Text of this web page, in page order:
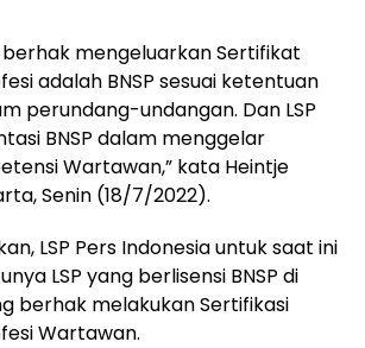
berhak mengeluarkan Sertifikat
adalah BNSP sesuai ketentuan
perundang-undangan. Dan LSP
BNSP dalam menggelar
Wartawan,” kata Heintje
Senin (18/7/2022).
LSP Pers Indonesia untuk saat ini
LSP yang berlisensi BNSP di
berhak melakukan Sertifikasi
Wartawan.